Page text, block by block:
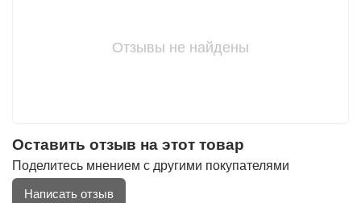
Отзывы не найдены
Оставить отзыв на этот товар
Поделитесь мнением с другими покупателями
Написать отзыв